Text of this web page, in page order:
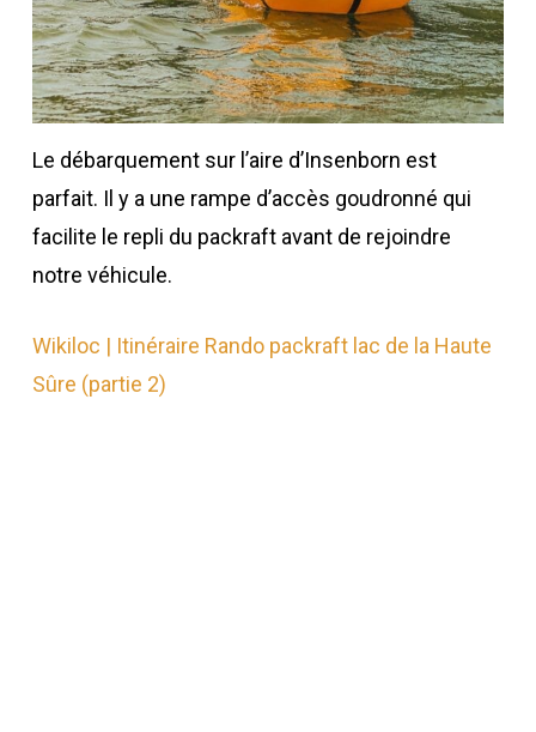
Le débarquement sur l’aire d’Insenborn est
parfait. Il y a une rampe d’accès goudronné qui
facilite le repli du packraft avant de rejoindre
notre véhicule.
Wikiloc | Itinéraire Rando packraft lac de la Haute
Sûre (partie 2)